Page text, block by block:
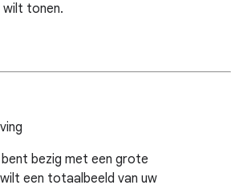
wilt tonen.
bezig met een grote
een totaalbeeld van uw